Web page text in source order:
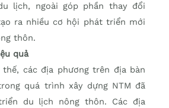
lịch, ngoài góp phần thay đổi
ra nhiều cơ hội phát triển mới
thôn.
quả
các địa phương trên địa bàn
quá trình xây dựng NTM đã
du lịch nông thôn. Các địa